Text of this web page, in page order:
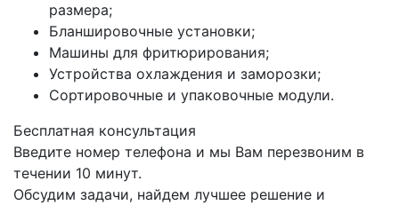
размера;
Бланшировочные установки;
Машины для фритюрирования;
Устройства охлаждения и заморозки;
Сортировочные и упаковочные модули.
Бесплатная консультация
Введите номер телефона и мы Вам перезвоним в
течении 10 минут.
Обсудим задачи, найдем лучшее решение и